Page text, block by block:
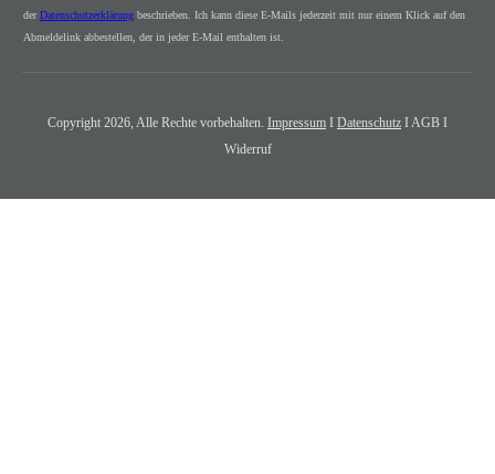
derDatenschutzerklärung beschrieben. Ich kann diese E-Mails jederzeit mit nur einem Klick auf den
Abmeldelink abbestellen, der in jeder E-Mail enthalten ist.
Copyright 2026 , Alle Rechte vorbehalten. Impressum I Datenschutz I AGB I
Widerruf